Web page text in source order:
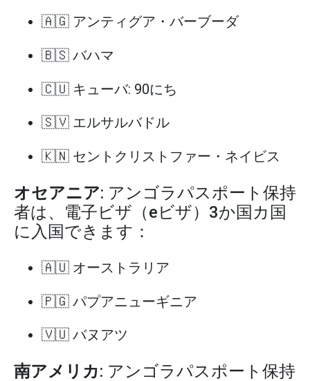
🇦🇬 アンティグア・バーブーダ
🇧🇸 バハマ
🇨🇺 キューバ: 90にち
🇸🇻 エルサルバドル
🇰🇳 セントクリストファー・ネイビス
オセアニア: アンゴラパスポート保持
者は、電子ビザ（eビザ）3か国カ国
に入国できます：
🇦🇺 オーストラリア
🇵🇬 パプアニューギニア
🇻🇺 バヌアツ
南アメリカ: アンゴラパスポート保持